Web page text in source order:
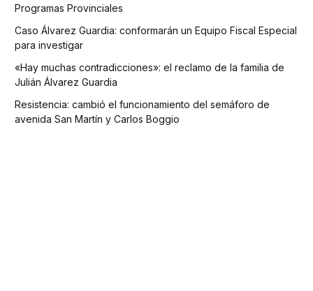
Programas Provinciales
Caso Álvarez Guardia: conformarán un Equipo Fiscal Especial
para investigar
«Hay muchas contradicciones»: el reclamo de la familia de
Julián Álvarez Guardia
Resistencia: cambió el funcionamiento del semáforo de
avenida San Martín y Carlos Boggio